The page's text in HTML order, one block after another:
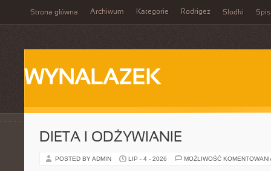
Strona główna Archiwum Kategorie Rodrigez Słodki Spis
WYNALAZEK
DIETA I ODŻYWIANIE
POSTED BY ADMIN LIP - 4 - 2026 MOŻLIWOŚĆ